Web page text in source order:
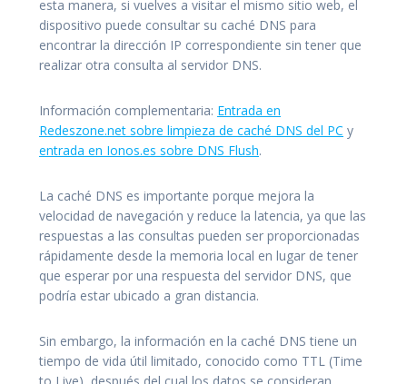
esta manera, si vuelves a visitar el mismo sitio web, el
dispositivo puede consultar su caché DNS para
encontrar la dirección IP correspondiente sin tener que
realizar otra consulta al servidor DNS.
Información complementaria: Entrada en
Redeszone.net sobre limpieza de caché DNS del PC y
entrada en Ionos.es sobre DNS Flush.
La caché DNS es importante porque mejora la
velocidad de navegación y reduce la latencia, ya que las
respuestas a las consultas pueden ser proporcionadas
rápidamente desde la memoria local en lugar de tener
que esperar por una respuesta del servidor DNS, que
podría estar ubicado a gran distancia.
Sin embargo, la información en la caché DNS tiene un
tiempo de vida útil limitado, conocido como TTL (Time
to Live), después del cual los datos se consideran